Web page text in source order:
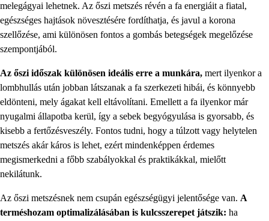
melegágyai lehetnek. Az őszi metszés révén a fa energiáit a fiatal,
egészséges hajtások növesztésére fordíthatja, és javul a korona
szellőzése, ami különösen fontos a gombás betegségek megelőzése
szempontjából.
Az őszi időszak különösen ideális erre a munkára, mert ilyenkor a
lombhullás után jobban látszanak a fa szerkezeti hibái, és könnyebb
eldönteni, mely ágakat kell eltávolítani. Emellett a fa ilyenkor már
nyugalmi állapotba kerül, így a sebek begyógyulása is gyorsabb, és
kisebb a fertőzésveszély. Fontos tudni, hogy a túlzott vagy helytelen
metszés akár káros is lehet, ezért mindenképpen érdemes
megismerkedni a főbb szabályokkal és praktikákkal, mielőtt
nekilátunk.
Az őszi metszésnek nem csupán egészségügyi jelentősége van. A
terméshozam optimalizálásában is kulcsszerepet játszik: ha